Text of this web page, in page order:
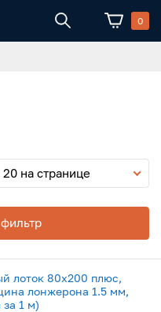
0
20 на странице
лоток 80х200 плюс,
лонжерона 1.5 мм,
1 м)